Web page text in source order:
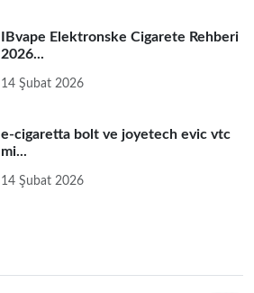
IBvape Elektronske Cigarete Rehberi
2026...
14 Şubat 2026
e-cigaretta bolt ve joyetech evic vtc
mi...
14 Şubat 2026